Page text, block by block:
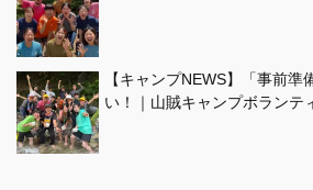
【キャンプNEWS】「事前準
い！｜山賊キャンプボランテ